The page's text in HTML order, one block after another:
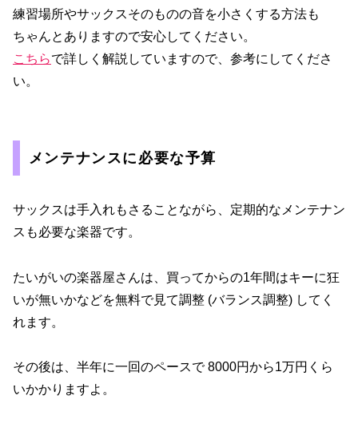
練習場所やサックスそのものの音を小さくする方法も
ちゃんとありますので安心してください。
こちらで詳しく解説していますので、参考にしてくださ
い。
メンテナンスに必要な予算
サックスは手入れもさることながら、定期的なメンテナン
スも必要な楽器です。
たいがいの楽器屋さんは、買ってからの1年間はキーに狂
いが無いかなどを無料で見て調整 (バランス調整) してく
れます。
その後は、半年に一回のペースで 8000円から1万円くら
いかかりますよ。